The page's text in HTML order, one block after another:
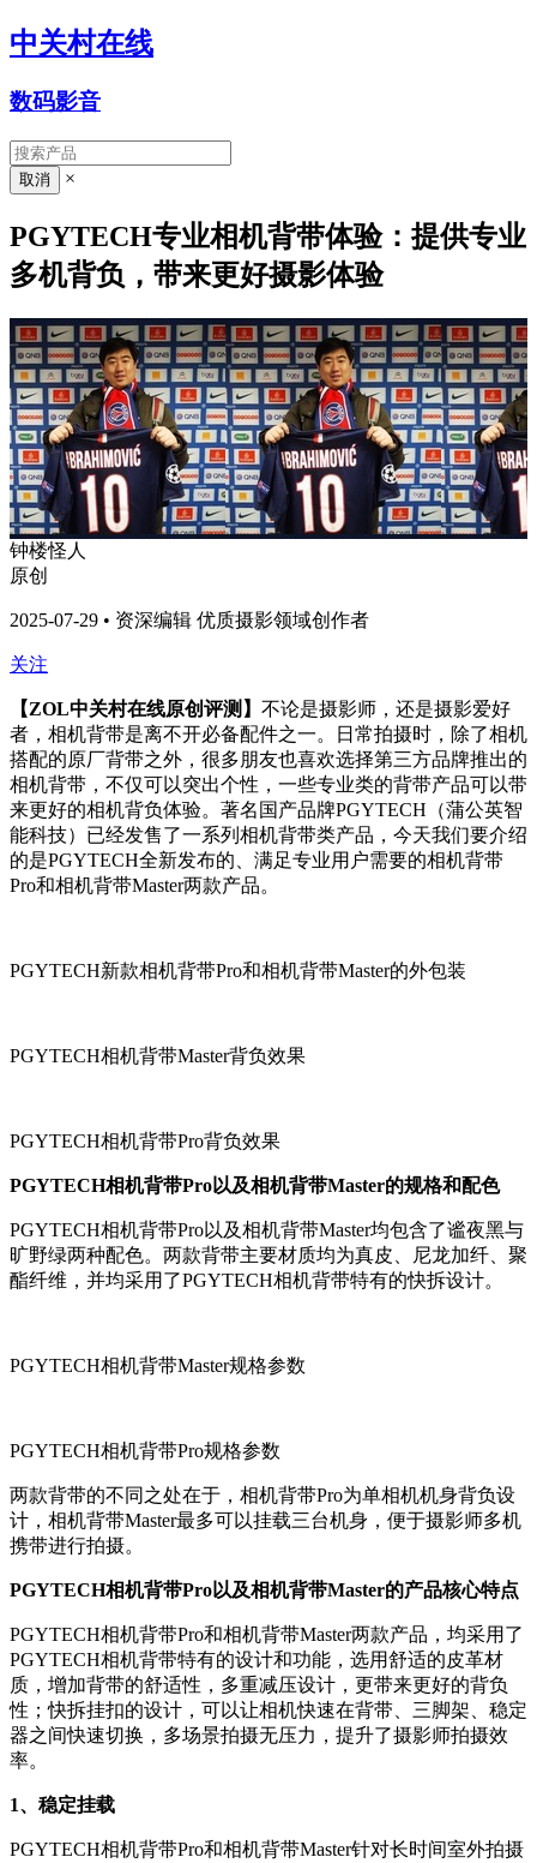
中关村在线
数码影音
×
PGYTECH专业相机背带体验：提供专业
多机背负，带来更好摄影体验
钟楼怪人
原创
2025-07-29 • 资深编辑 优质摄影领域创作者
关注
【ZOL中关村在线原创评测】 不论是摄影师，还是摄影爱好
者，相机背带是离不开必备配件之一。日常拍摄时，除了相机
搭配的原厂背带之外，很多朋友也喜欢选择第三方品牌推出的
相机背带，不仅可以突出个性，一些专业类的背带产品可以带
来更好的相机背负体验。 著名国产品牌PGYTECH （蒲公英智
能科技） 已经发售了一系列相机背带类产品，今天我们要介绍
的是PGYTECH全新发布的、满足专业用户需要的相机背带
Pro和相机背带Master两款产品。
PGYTECH新款相机背带Pro和相机背带Master的外包装
PGYTECH相机背带Master背负效果
PGYTECH相机背带Pro背负效果
PGYTECH相机背带Pro以及相机背带Master的规格和配色
PGYTECH相机背带Pro以及相机背带Master均包含了谧夜黑与
旷野绿两种配色。两款背带主要材质均为真皮、尼龙加纤、聚
酯纤维，并均采用了PGYTECH相机背带特有的快拆设计。
PGYTECH相机背带Master规格参数
PGYTECH相机背带Pro规格参数
两款背带的不同之处在于，相机背带Pro为单相机机身背负设
计，相机背带Master最多可以挂载三台机身，便于摄影师多机
携带进行拍摄。
PGYTECH相机背带Pro以及相机背带Master的产品核心特点
PGYTECH相机背带Pro和相机背带Master两款产品，均采用了
PGYTECH相机背带特有的设计和功能，选用舒适的皮革材
质，增加背带的舒适性，多重减压设计，更带来更好的背负
性；快拆挂扣的设计，可以让相机快速在背带、三脚架、稳定
器之间快速切换，多场景拍摄无压力，提升了摄影师拍摄效
率。
1、稳定挂载
PGYTECH相机背带Pro和相机背带Master针对长时间室外拍摄